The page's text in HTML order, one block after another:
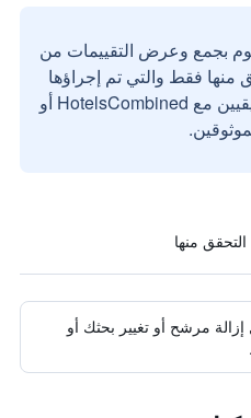
بجمع وعرض التقييمات من
منها فقط والتي تم إجراؤها
بواسطة مستخدمين حقيقيين مع HotelsCombined أو
مرشح أو تغيير بحثك أو